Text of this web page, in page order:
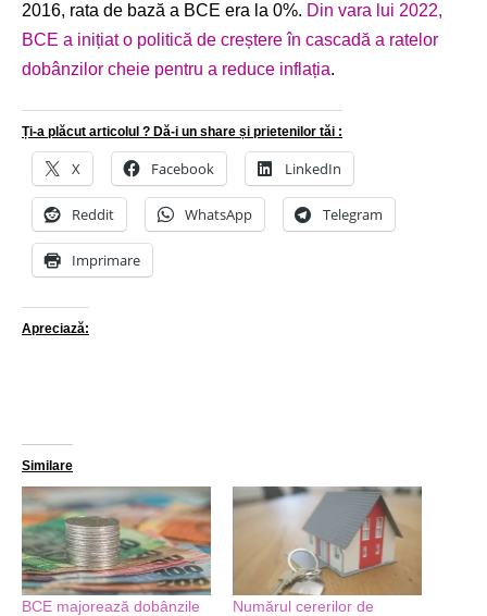
2016, rata de bază a BCE era la 0%. Din vara lui 2022,
BCE a inițiat o politică de creștere în cascadă a ratelor
dobânzilor cheie pentru a reduce inflația.
Ți-a plăcut articolul ? Dă-i un share și prietenilor tăi :
X Facebook LinkedIn
Reddit WhatsApp Telegram
Imprimare
Apreciază:
Similare
BCE majorează dobânzile
Numărul cererilor de